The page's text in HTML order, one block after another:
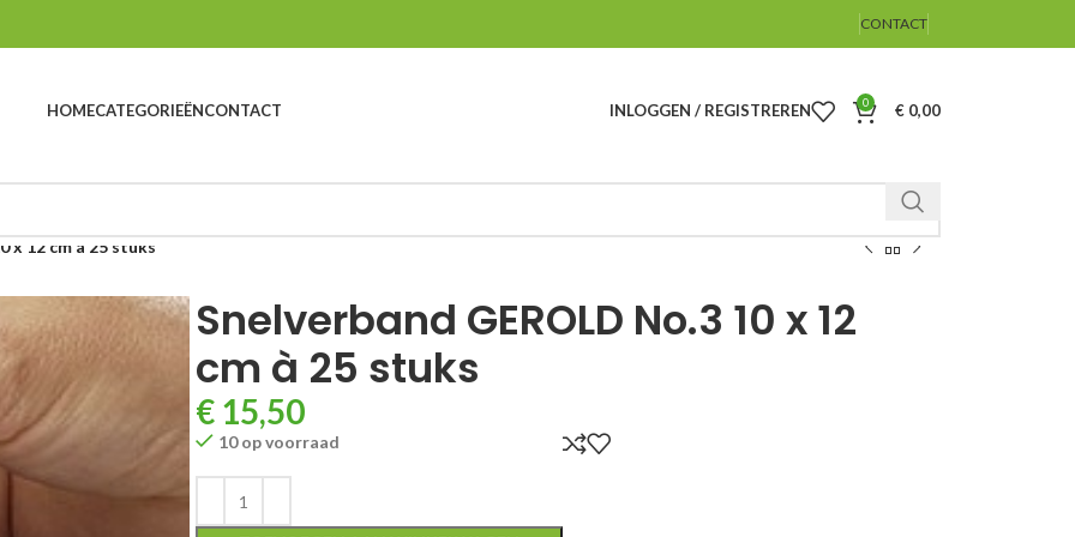
CONTACT
HOMECATEGORIEËNCONTACT INLOGGEN / REGISTREREN 0 € 0,00
x 12 cm à 25 stuks
Snelverband GEROLD No.3 10 x 12
cm à 25 stuks
€ 15,50
10 op voorraad